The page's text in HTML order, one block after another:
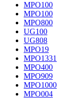
MPO100
MPO100
MPO800
UG100
UG808
MPO19
MPO1331
MPO400
MPO909
MPO1000
MPO004